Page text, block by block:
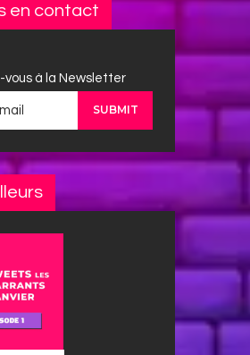
en contact
vous à la Newsletter